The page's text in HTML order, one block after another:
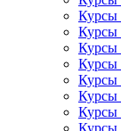
Курсы
Курсы
Курсы
Курсы
Курсы
Курсы
Курсы
Курсы